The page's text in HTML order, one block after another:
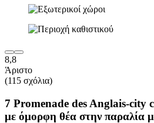
8,8
Άριστο
(115 σχόλια)
7 Promenade des Anglais-city
με όμορφη θέα στην παραλία